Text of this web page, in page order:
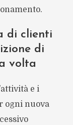
di clienti
di
volta
e i
ogni nuova